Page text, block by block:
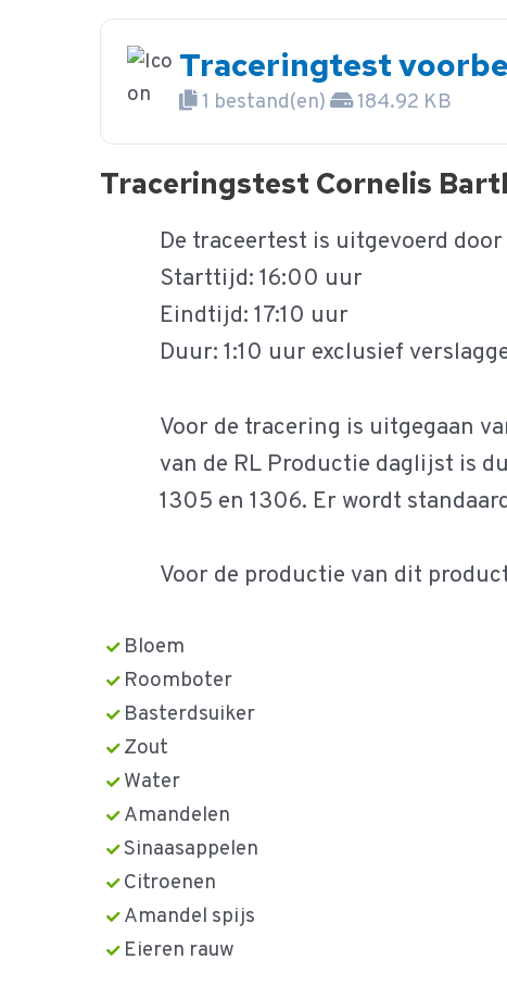
Traceringtest
1 bestand(en) 184.92 KB
Traceringstest Cornelis
De traceertest is uitgevoerd
Starttijd: 16:00 uur
Eindtijd: 17:10 uur
Duur: 1:10 uur exclusief
Voor de tracering is uitgegaan
van de RL Productie daglijst is
1305 en 1306. Er wordt
Voor de productie van dit
Bloem
Roomboter
Basterdsuiker
Zout
Water
Amandelen
Sinaasappelen
Citroenen
Amandel spijs
Eieren rauw